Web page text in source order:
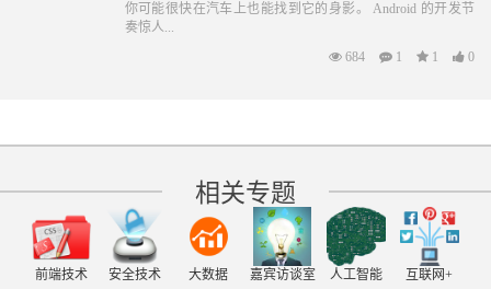
你可能很快在汽车上也能找到它的身影。 Android 的开发节
奏惊人...
684
1 1 0
相关专题
前端技术 安全技术 大数据 嘉宾访谈室 人工智能 互联网+